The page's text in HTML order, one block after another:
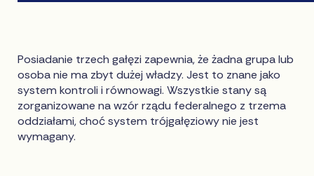
Posiadanie trzech gałęzi zapewnia, że żadna grupa lub
osoba nie ma zbyt dużej władzy. Jest to znane jako
system kontroli i równowagi. Wszystkie stany są
zorganizowane na wzór rządu federalnego z trzema
oddziałami, choć system trójgałęziowy nie jest
wymagany.